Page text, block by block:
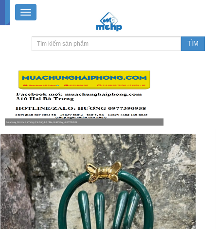
Muachung 310 Hai Bà Trưng (Cát Dài), Lê Chân, Hải Phòng / 0977390958